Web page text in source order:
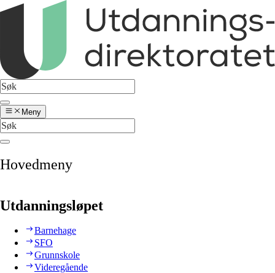
Meny
Hovedmeny
Utdanningsløpet
Barnehage
SFO
Grunnskole
Videregående